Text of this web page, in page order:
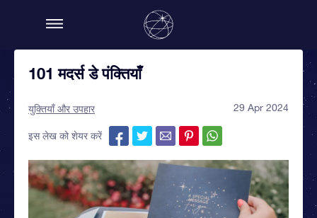
101 मदर्स डे पंक्तियाँ
युक्तियाँ और उपहार 29 Apr 2024
इस लेख को शेयर करें